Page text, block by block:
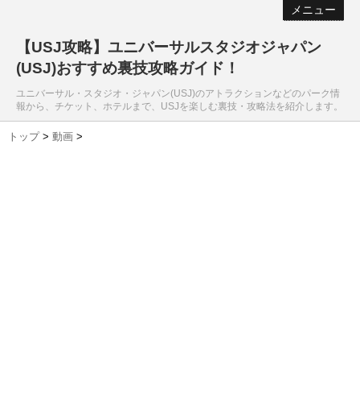
メニュー
【USJ攻略】ユニバーサルスタジオジャパン
(USJ)おすすめ裏技攻略ガイド！
ユニバーサル・スタジオ・ジャパン(USJ)のアトラクションなどのパーク情
報から、チケット、ホテルまで、USJを楽しむ裏技・攻略法を紹介します。
トップ > 動画 >